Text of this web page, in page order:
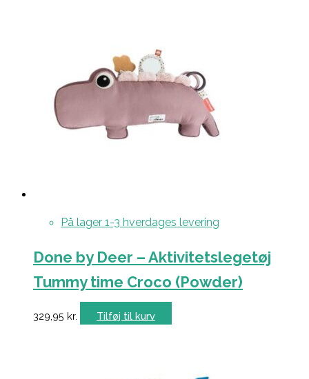
På lager 1-3 hverdages levering
Done by Deer – Aktivitetslegetøj
Tummy time Croco (Powder)
329,95 kr. Tilføj til kurv